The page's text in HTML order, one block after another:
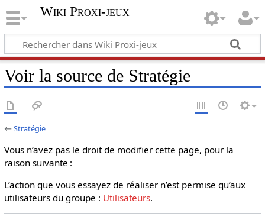
Wiki Proxi-jeux
Voir la source de Stratégie
←Stratégie
Vous n’avez pas le droit de modifier cette page, pour la
raison suivante :
L’action que vous essayez de réaliser n’est permise qu’aux
utilisateurs du groupe : Utilisateurs.